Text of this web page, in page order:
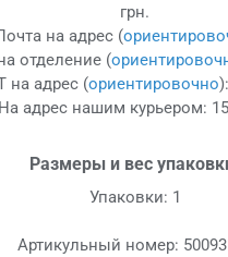
грн.
на адрес (
отделение (
на адрес (ориентировочно
На адрес нашим курьером:
Размеры и вес
Упаковки: 1
Артикульный номер: